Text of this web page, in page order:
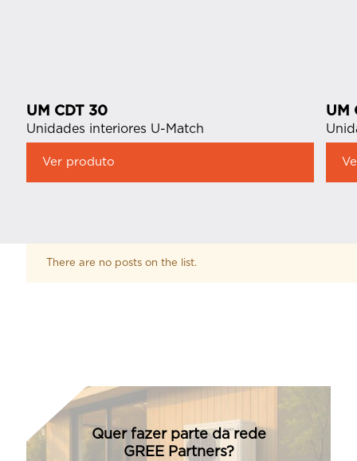
UM CDT 30
Unidades interiores U-Match
Ver produto
UM
There are no posts on the list.
Quer fazer parte da rede
GREE Partners?